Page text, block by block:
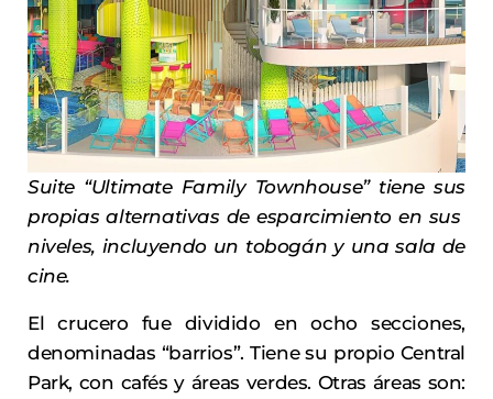
Suite “Ultimate Family Townhouse” tiene sus
propias alternativas de esparcimiento en sus
niveles, incluyendo un tobogán y una sala de
cine.
El crucero fue dividido en ocho secciones,
denominadas “barrios”. Tiene su propio Central
Park, con cafés y áreas verdes. Otras áreas son: